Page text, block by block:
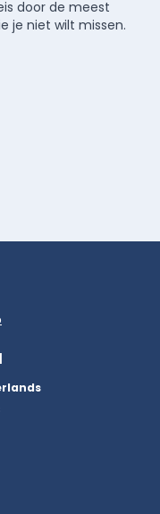
door de meest
je niet wilt missen.